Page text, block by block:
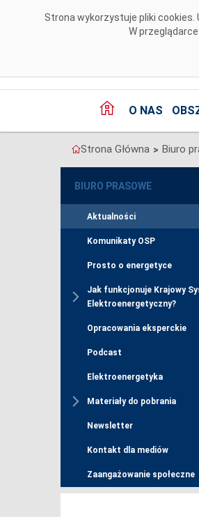
Strona wykorzystuje pliki
W
O NAS
Strona Główna > Biuro
BIURO PRASOWE
Aktualności
Komunikaty OSP
Prosto o energetyce
Jak funkcjonuje Krajowy
Elektroenergetyczny?
Opracowania eksperckie
Podcast
Elektroenergetyka
Materiały do pobrania
Newsletter
Kontakt dla mediów
Zaangażowanie społeczne